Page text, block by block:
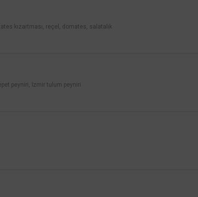
kızartması, reçel, domates, salatalık
peyniri, İzmir tulum peyniri